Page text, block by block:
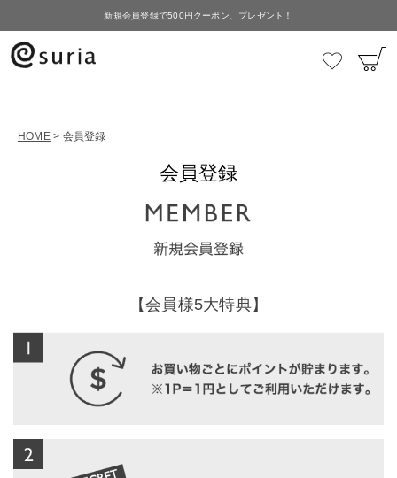
新規会員登録で500円クーポン、プレゼント！
HOME 会員登録
会員登録
【会員様5大特典】